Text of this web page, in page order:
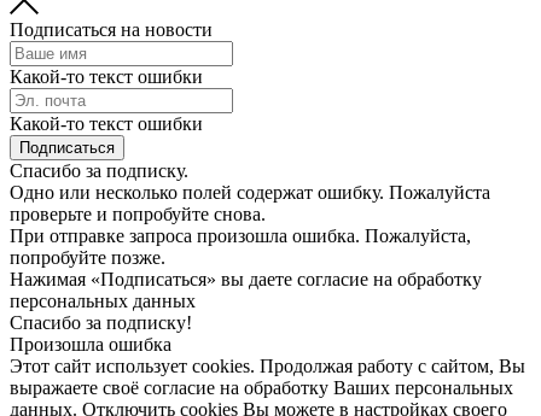
Подписаться на новости
Какой-то текст ошибки
Какой-то текст ошибки
Подписаться
Спасибо за подписку.
Одно или несколько полей содержат ошибку. Пожалуйста
проверьте и попробуйте снова.
При отправке запроса произошла ошибка. Пожалуйста,
попробуйте позже.
Нажимая «Подписаться» вы даете согласие на обработку
персональных данных
Спасибо за подписку!
Произошла ошибка
Этот сайт использует cookies. Продолжая работу с сайтом, Вы
выражаете своё согласие на обработку Ваших персональных
данных. Отключить cookies Вы можете в настройках своего